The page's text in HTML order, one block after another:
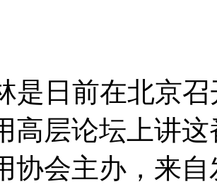
日前在北京召
高层论坛上讲
协会主办，来